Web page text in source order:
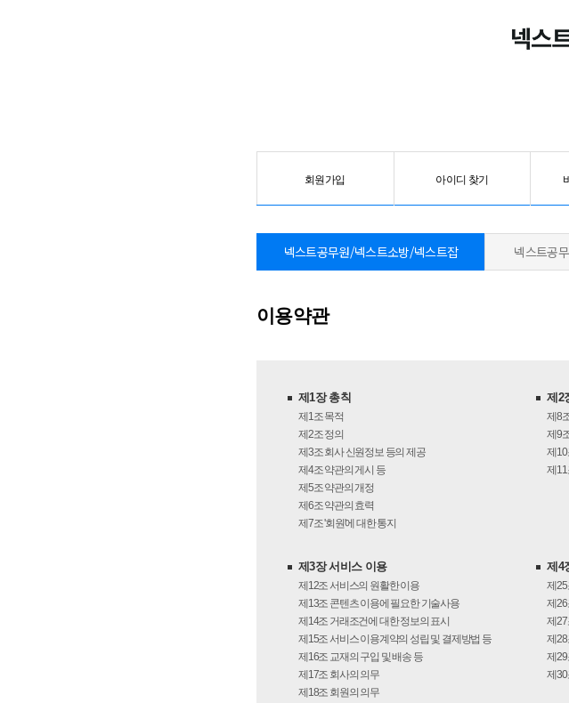
회원가입 아이디 찾기
넥스트공무원/넥스트소방/넥스트잡 넥스트공
이용약관
제1장 총칙
제1조목적
제2조정의
제3조회사 신원정보 등의 제공
제4조약관의 게시 등
제5조약관의 개정
제6조약관의 효력
제7조'회원'에 대한 통지
제2
제8
제9
제10
제11
제3장 서비스 이용
제12조 서비스의 원활한 이용
제13조 콘텐츠 이용에 필요한 기술사용
제14조 거래조건에 대한 정보의 표시
제15조 서비스 이용계약의 성립 및 결제방법 등
제16조 교재의 구입 및 배송 등
제17조 회사의 의무
제18조 회원의 의무
제4
제25
제26
제27
제28
제29
제30